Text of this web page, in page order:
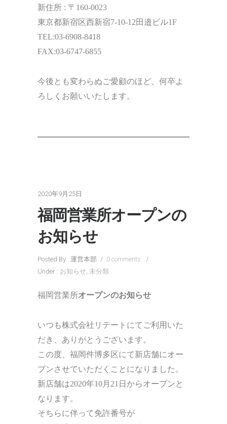
新住所 : 〒160-0023
東京都新宿区西新宿7-10-12田邉ビル1F
TEL:03-6908-8418
FAX:03-6747-6855
今後とも変わらぬご愛顧のほど、何卒よ
ろしくお願いいたします。
2020年9月25日
福岡営業所オープンの
お知らせ
Posted By : 運営本部 / 0 comments
/
Under : お知らせ, 未分類
福岡営業所オープンのお知らせ
いつも株式会社リテートにてご利用いた
だき、ありがとうございます。
この度、福岡件博多区にて新店舗にオー
プンさせていただくことになりました。
新店舗は2020年10月21日からオープンと
なります。
そちらに伴って免許番号が